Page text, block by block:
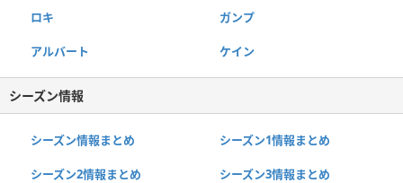
ロキ ガンプ
アルバート ケイン
シーズン情報
シーズン情報まとめ シーズン1情報まとめ
シーズン2情報まとめ シーズン3情報まとめ